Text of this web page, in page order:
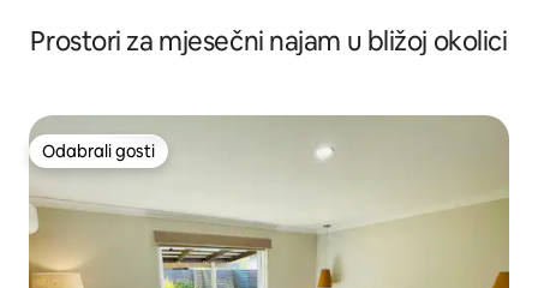
Prostori za mjesečni najam u bližoj okolici
Odabrali gosti
Odabrali gosti